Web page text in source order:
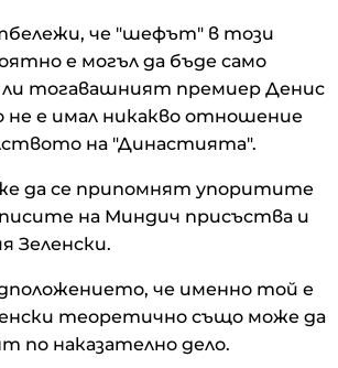
че "шефът" в този
е могъл да бъде само
ли тогавашният премиер Денис
е имал никакво отношение
на "Династията".
да се припомнят упоритите
на Миндич присъства и
Зеленски.
че именно той е
теоретично също може да
по наказателно дело.